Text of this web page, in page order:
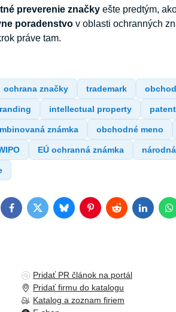
preverenie značky ešte predtým,
poradenstvo v oblasti ochranných
práve tam.
ochrana značky trademark
intellectual property patent
známka obchodné meno
EÚ ochranná známka
FacebookTwitterBlueskyPinterestReddit
Pridať PR článok na portál
Pridať firmu do katalogu
Katalog a zoznam firiem